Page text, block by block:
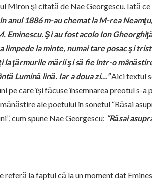
Miron şi citată de Nae Georgescu. Iată ce
anul 1886 m-au chemat la M-rea
Şi au fost acolo Ion
limpede la minte, numai tare posac şi
la ţărmurile mării şi să fie într-o
Lumină lină. Iar a doua zi…”Aici textul
pe care îşi făcuse însemnarea preotul s-a
ale poetului în sonetul “Răsai
cum spune Nae Georgescu: “Răsai
referă la faptul că la un moment dat